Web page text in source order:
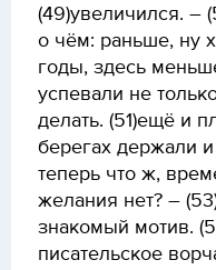
(49)увеличился. –
о чём: раньше, ну
годы, здесь
успевали не
делать. (51)ещё и
берегах держали
теперь что ж,
желания нет? –
знакомый мотив.
писательское